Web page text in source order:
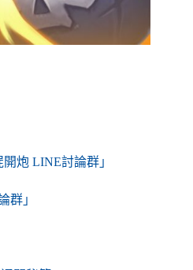
炮 LINE討論群」
群」